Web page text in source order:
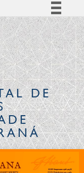
BR
Participe
à informação
Legislação
CanaisDE